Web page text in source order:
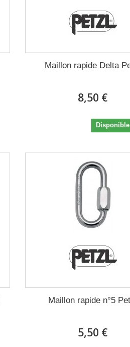
Maillon rapide Delta
8,50 €
Disponible
Maillon rapide n°5
5,50 €